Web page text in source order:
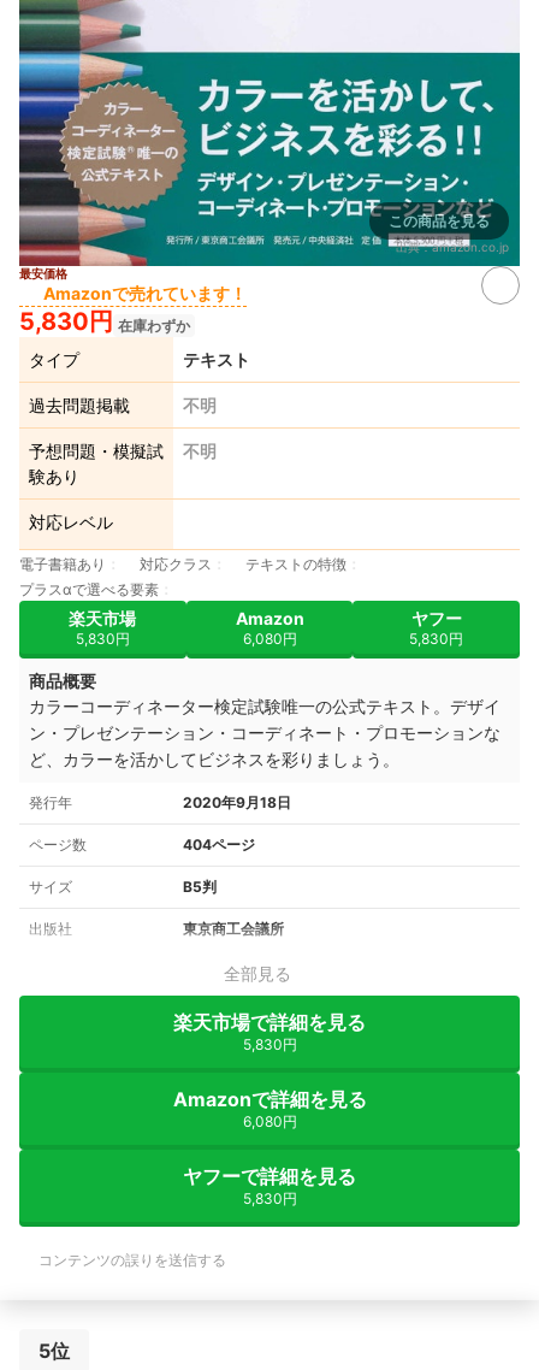
この商品を見る
出典：amazon.co.jp
最安価格
Amazonで売れています！
5,830円 在庫わずか
タイプ テキスト
過去問題掲載 不明
予想問題・模擬試
験あり
不明
対応レベル
電子書籍あり 対応クラス
テキストの特徴
プラスαで選べる要素
楽天市場
5,830円
Amazon
6,080円
ヤフー
5,830円
商品概要
カラーコーディネーター検定試験唯一の公式テキスト。デザイ
ン・プレゼンテーション・コーディネート・プロモーションな
ど、カラーを活かしてビジネスを彩りましょう。
発行年 2020年9月18日
ページ数 404ページ
サイズ B5判
出版社 東京商工会議所
全部見る
楽天市場で詳細を見る
5,830円
Amazonで詳細を見る
6,080円
ヤフーで詳細を見る
5,830円
コンテンツの誤りを送信する
5位